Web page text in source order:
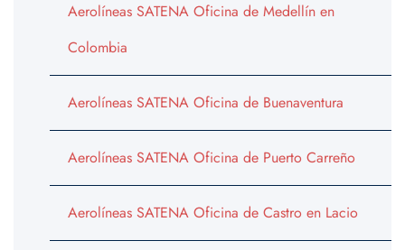
Aerolíneas SATENA Oficina de Medellín en
Colombia
Aerolíneas SATENA Oficina de Buenaventura
Aerolíneas SATENA Oficina de Puerto Carreño
Aerolíneas SATENA Oficina de Castro en Lacio